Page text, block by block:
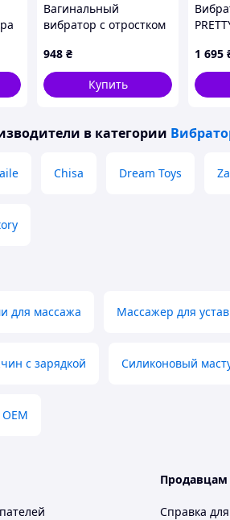
Вагинальный
вибратор с отростком
стимуляции
948 ₴
Купить
см
1 695
в категории
Chisa Dream Toys
для массажа Массажер для
с зарядкой Силиконовый
OEM
Продавцам
Справка